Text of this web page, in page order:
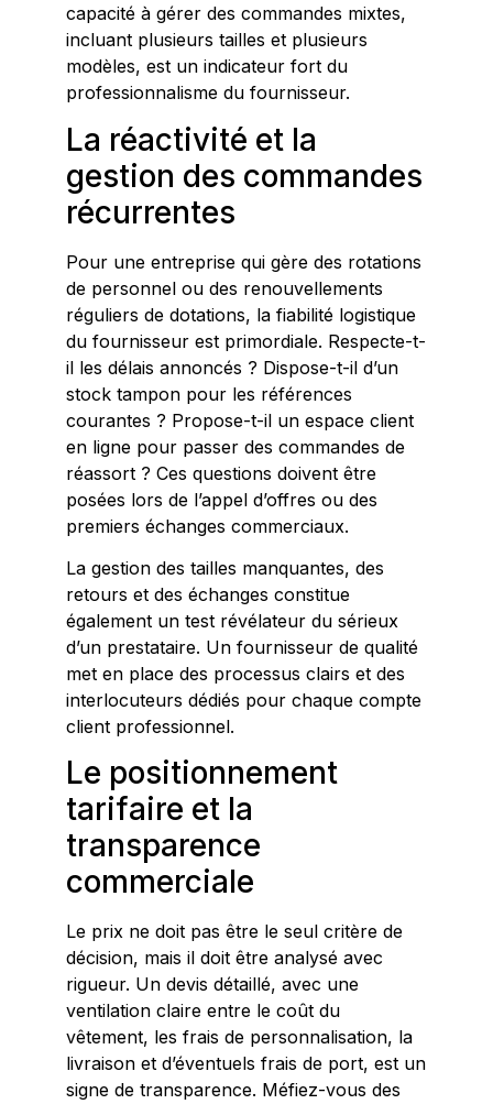
capacité à gérer des commandes mixtes,
incluant plusieurs tailles et plusieurs
modèles, est un indicateur fort du
professionnalisme du fournisseur.
La réactivité et la
gestion des commandes
récurrentes
Pour une entreprise qui gère des rotations
de personnel ou des renouvellements
réguliers de dotations, la fiabilité logistique
du fournisseur est primordiale. Respecte-t-
il les délais annoncés ? Dispose-t-il d’un
stock tampon pour les références
courantes ? Propose-t-il un espace client
en ligne pour passer des commandes de
réassort ? Ces questions doivent être
posées lors de l’appel d’offres ou des
premiers échanges commerciaux.
La gestion des tailles manquantes, des
retours et des échanges constitue
également un test révélateur du sérieux
d’un prestataire. Un fournisseur de qualité
met en place des processus clairs et des
interlocuteurs dédiés pour chaque compte
client professionnel.
Le positionnement
tarifaire et la
transparence
commerciale
Le prix ne doit pas être le seul critère de
décision, mais il doit être analysé avec
rigueur. Un devis détaillé, avec une
ventilation claire entre le coût du
vêtement, les frais de personnalisation, la
livraison et d’éventuels frais de port, est un
signe de transparence. Méfiez-vous des